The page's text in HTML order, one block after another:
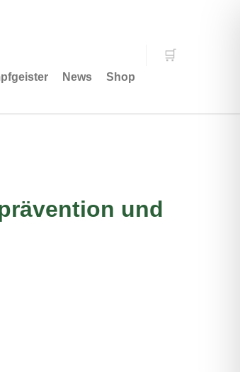
News Shop
und